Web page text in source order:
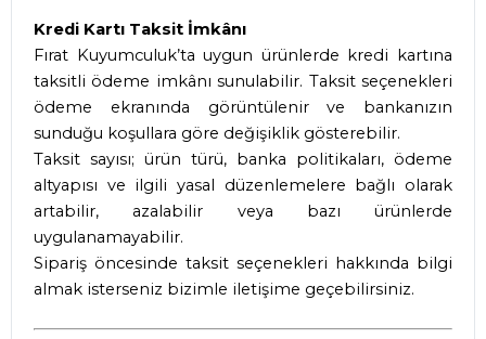
Kredi Kartı Taksit İmkânı
Fırat Kuyumculuk’ta uygun ürünlerde kredi kartına
taksitli ödeme imkânı sunulabilir. Taksit seçenekleri
ödeme ekranında görüntülenir ve bankanızın
sunduğu koşullara göre değişiklik gösterebilir.
Taksit sayısı; ürün türü, banka politikaları, ödeme
altyapısı ve ilgili yasal düzenlemelere bağlı olarak
artabilir, azalabilir veya bazı ürünlerde
uygulanamayabilir.
Sipariş öncesinde taksit seçenekleri hakkında bilgi
almak isterseniz bizimle iletişime geçebilirsiniz.